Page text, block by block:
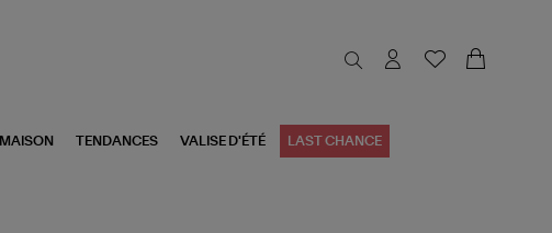
MAISON TENDANCES VALISE D'ÉTÉ LAST CHANCE